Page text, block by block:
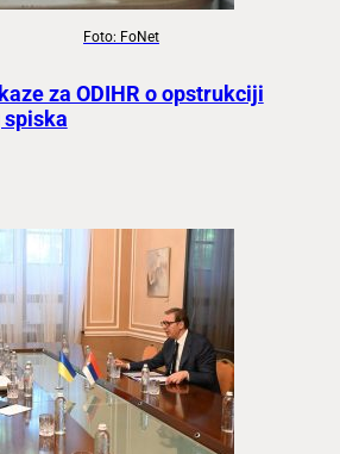
Foto: FoNet
za ODIHR o opstrukciji